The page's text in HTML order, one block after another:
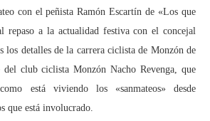
con el peñista Ramón Escartín de «Los que
repaso a la actualidad festiva con el concejal
detalles de la carrera ciclista de Monzón de
del club ciclista Monzón Nacho Revenga, que
está viviendo los «sanmateos» desde
que está involucrado.